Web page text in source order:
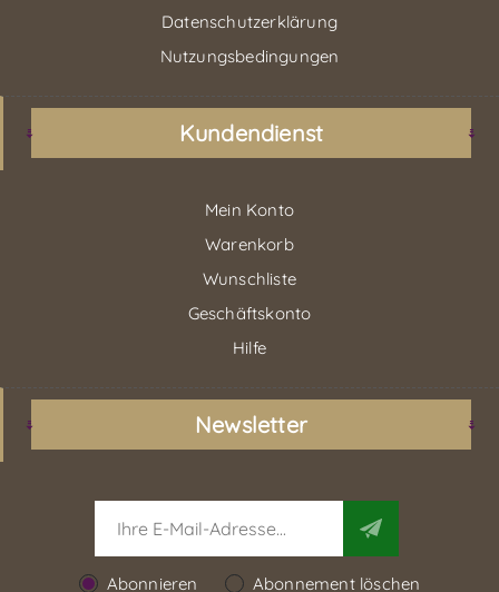
Datenschutzerklärung
Nutzungsbedingungen
Kundendienst
Mein Konto
Warenkorb
Wunschliste
Geschäftskonto
Hilfe
Newsletter
Abonnieren Abonnement löschen